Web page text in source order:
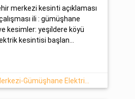
merkezi kesinti açıklaması
ili : gümüşhane
kesimler: yeşi̇ldere köyü
kesintisi başlan...